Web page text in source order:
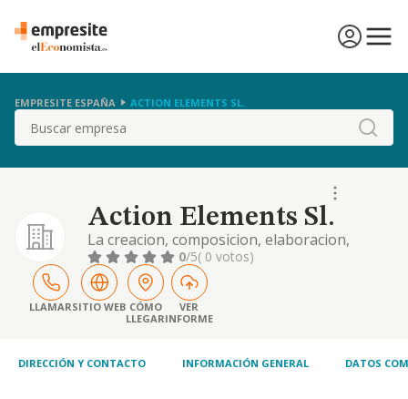
EMPRESITE ESPAÑA ACTION ELEMENTS SL.
Buscar
Action Elements Sl.
La creacion, composicion, elaboracion,
representacion, distribucion, edicion,
reproduccion, comercializacion y divulgacion
de producciones artisticas y musicales...
0/5( 0 votos)
LLAMARSITIO WEB CÓMO
LLEGAR
VER
INFORME
DIRECCIÓN Y CONTACTO INFORMACIÓN GENERAL DATOS